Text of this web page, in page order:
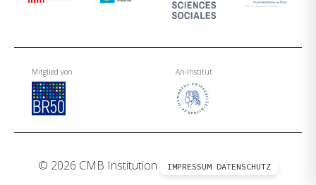
Mitglied von An-Institut
© 2026 CMB Institution IMPRESSUM DATENSCHUTZ